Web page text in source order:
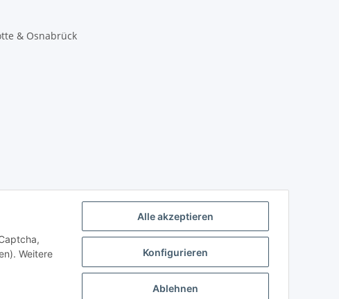
Alle akzeptieren
Konfigurieren
Ablehnen
Weitere
& Osnabrück